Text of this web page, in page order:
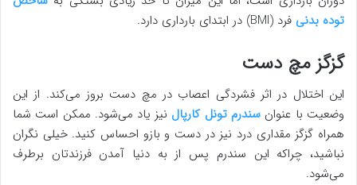
توده بدنی فرد (BMI) در ابتدای بارداری دارد.
گزگز مچ دست
این اختلال در اثر فشردگی اعصاب در مچ دست بروز می‌کند. از این
وضعیت با عنوانسندرم تونل کارپال نیز یاد می‌شود. ممکن است شما
همراه گزگز مقداری درد نیز در دست و بازو احساس کنید. خیلی نگران
نباشید، چراکه این سندرم پس از به دنیا آمدن فرزندتان برطرف
می‌شود.